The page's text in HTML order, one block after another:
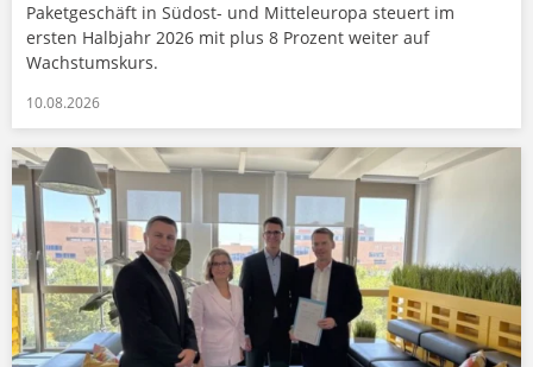
Paketgeschäft in Südost- und Mitteleuropa steuert im
ersten Halbjahr 2026 mit plus 8 Prozent weiter auf
Wachstumskurs.
10.08.2026